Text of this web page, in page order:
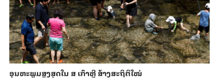
ອຸນ​ຫະ​ພູມ​ສູງ​ສຸດ​​ໃນ ສ ເກົາຫຼີ ສ້າງ​ສະ​ຖິ​ຕິ​ໃໝ່